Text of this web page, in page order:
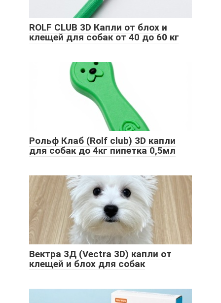
ROLF CLUB 3D Капли от блох и
клещей для собак от 40 до 60 кг
Рольф Клаб (Rolf club) 3D капли
для собак до 4кг пипетка 0,5мл
Вектра 3Д (Vectra 3D) капли от
клещей и блох для собак